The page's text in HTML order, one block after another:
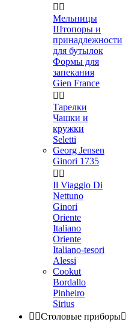
 
Мельницы
Штопоры и
принадлежности
для бутылок
Формы для
запекания
Gien France
 
Тарелки
Чашки и
кружки
Seletti
Georg Jensen
Ginori 1735
 
Il Viaggio Di
Nettuno
Ginori
Oriente
Italiano
Oriente
Italiano-tesori
Alessi
Cookut
Bordallo
Pinheiro
Sirius
 Столовые приборы